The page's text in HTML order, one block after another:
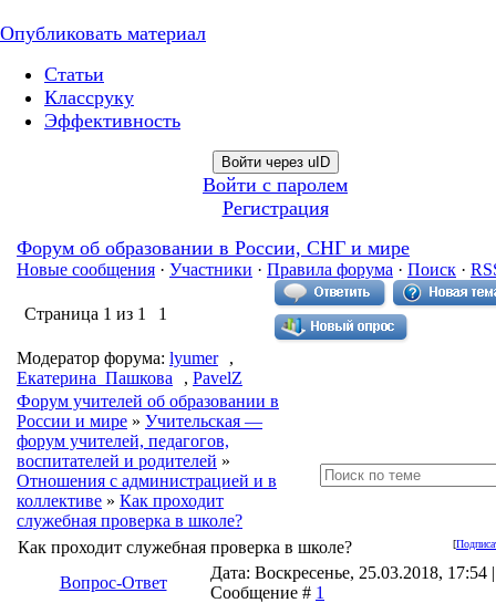
Опубликовать материал
Статьи
Классруку
Эффективность
Войти через uID
Войти с паролем
Регистрация
Форум об образовании в России, СНГ и мире
Новые сообщения · Участники · Правила форума · Поиск ·
Страница 1 из 1 1
Модератор форума: lyumer
,
Екатерина_Пашкова
, PavelZ
Форум учителей об образовании в
России и мире » Учительская —
форум учителей, педагогов,
воспитателей и родителей »
Отношения с администрацией и в
коллективе » Как проходит
служебная проверка в школе?
[
Как проходит служебная проверка в школе?
Вопрос-Ответ
Дата: Воскресенье, 25.03.2018, 17:54 |
Сообщение # 1